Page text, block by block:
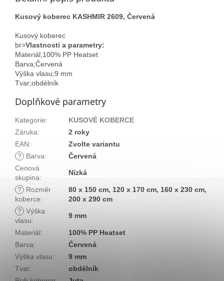
Kusový koberec KASHMIR 2609, Červená
Kusový koberec
br>Vlastnosti a parametry:
Materiál;100% PP Heatset
Barva;Červená
Výška vlasu;9 mm
Tvar;obdélník
Doplňkové parametry
Kategorie:
KUSOVÉ KOBERCE
Záruka:
2 roky
EAN:
Zvolte variantu
?
Barva:
Červená
Cenová
skupina:
Nízká
?
Rozměr
koberce:
80 x 150 cm, 120 x 170 cm, 160 x 230 cm,
200 x 290 cm
? Výška
vlasu:
9 mm
Materiál:
100% PP Heatset
Barva:
Červená
Výška vlasu:
9 mm
Tvar:
obdélník